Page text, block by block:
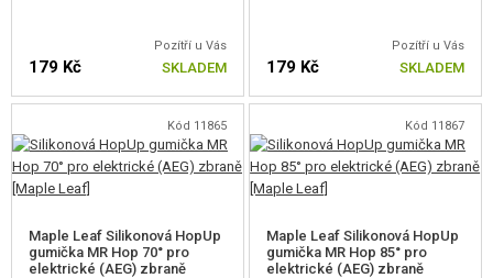
Pozítří u Vás
179 Kč SKLADEM
Pozítří u Vás
179 Kč SKLADEM
Kód 11865
Maple Leaf Silikonová HopUp
gumička MR Hop 70° pro
elektrické (AEG) zbraně
Kód 11867
Maple Leaf Silikonová HopUp
gumička MR Hop 85° pro
elektrické (AEG) zbraně